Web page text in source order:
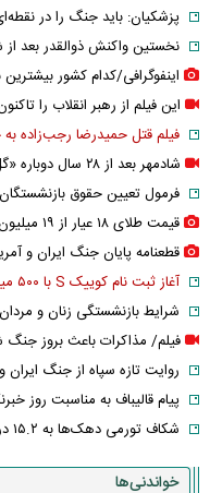
پزشکیان: باید جنگ را در
نخستین واکنش ذوالقدر بعد از
اینفوگرافی/کدام کشور
این فیلم از رهبر انقلاب را
فیلم قتل حمیدرضا رجب‌زاده به
شادمهر بعد از ۲۸ سال دوباره «گل یاس» خواند
فرمول تعیین حقوق
قیمت طلای ۱۸ عیار از ۱۹ میلیون گذشت
قطعنامه پایان جنگ ایران و
آغاز ثبت نام کوییک S با ۵۰۰ میلیون تومان+ لینک
شرایط بازنشستگی زنان و
فیلم/ مذاکرات باعث بروز
روایت تازه سپاه از جنگ ایران
پیام قالیباف به مناسبت روز
شکاف تورمی دهک‌ها به ۱۵.۲ درصد رسید
خواندنی‌ها